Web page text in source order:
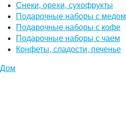
Снеки, орехи, сухофрукты
Подарочные наборы с медом
Подарочные наборы с кофе
Подарочные наборы с чаем
Конфеты, сладости, печенье
Дом